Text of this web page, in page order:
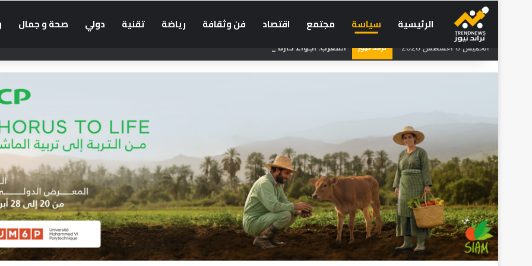
الرئيسية سياسة مجتمع اقتصاد فن وثقافة رياضة تقنية دولي صحة و جمال
الخميس 6 أغسطس 2026 تراند نيوز المغرب: أجواء حارة وزخات مطرية متوقعة يوم الجمعة